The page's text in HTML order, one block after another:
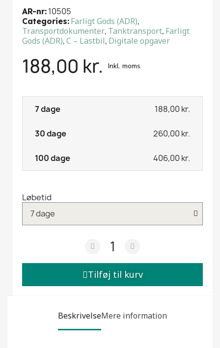
AR-nr 10505
Categories Farligt Gods (ADR),
Transportdokumenter, Tanktransport, Farligt
Gods (ADR),C – Lastbil, Digitale opgaver
188,00 kr. Inkl. moms
188,00 kr.
260,00 kr.
406,00 kr.
Løbetid
Tilføj til kurv
BeskrivelseMere information